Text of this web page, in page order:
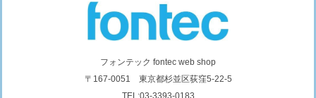
フォンテック fontec web shop
〒167-0051 東京都杉並区荻窪5-22-5
TEL:03-3393-0183